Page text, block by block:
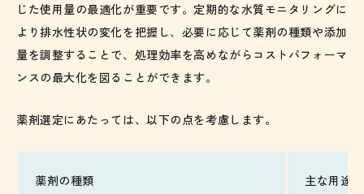
じた使用量の最適化が重要です。定期的な水質モニタリングに
より排水性状の変化を把握し、必要に応じて薬剤の種類や添加
量を調整することで、処理効率を高めながらコストパフォーマ
ンスの最大化を図ることができます。
薬剤選定にあたっては、以下の点を考慮します。
薬剤の種類 主な用途